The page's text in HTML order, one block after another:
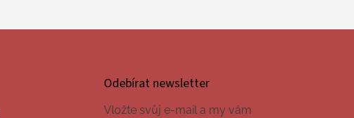
Odebírat newsletter
Vložte svůj e-mail a my vám